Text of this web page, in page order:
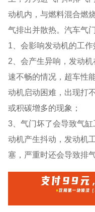
动机内，与燃料混合燃
气排出并散热。汽车气
1、会影响发动机的工作
2、会产生异响，发动
速不畅的情况，超车性
动机启动困难，出现打
或积碳增多的现象；
3、气门坏了会导致气
动机产生抖动，发动机
塞，严重时还会导致排